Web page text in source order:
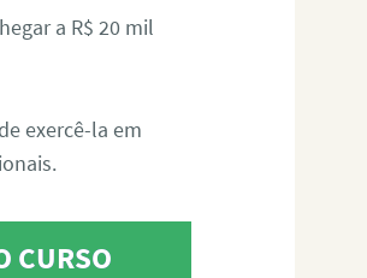
a R$ 20 mil
exercê-la em
CURSO